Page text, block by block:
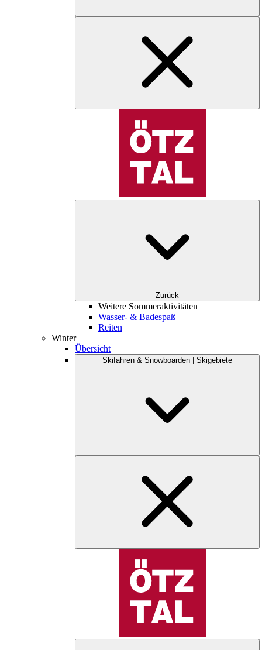
Zurück
Weitere Sommeraktivitäten
Wasser- & Badespaß
Reiten
Winter
Übersicht
Skifahren & Snowboarden | Skigebiete